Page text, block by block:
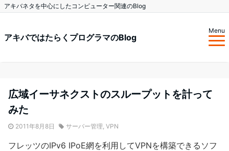
アキバネタを中心にしたコンピューター関連のBlog
アキバではたらくプログラマのBlog
Menu
広域イーサネクストのスループットを計って
みた
2011年8月8日 サーバー管理, VPN
フレッツのIPv6 IPoE網を利用してVPNを構築できるソフ